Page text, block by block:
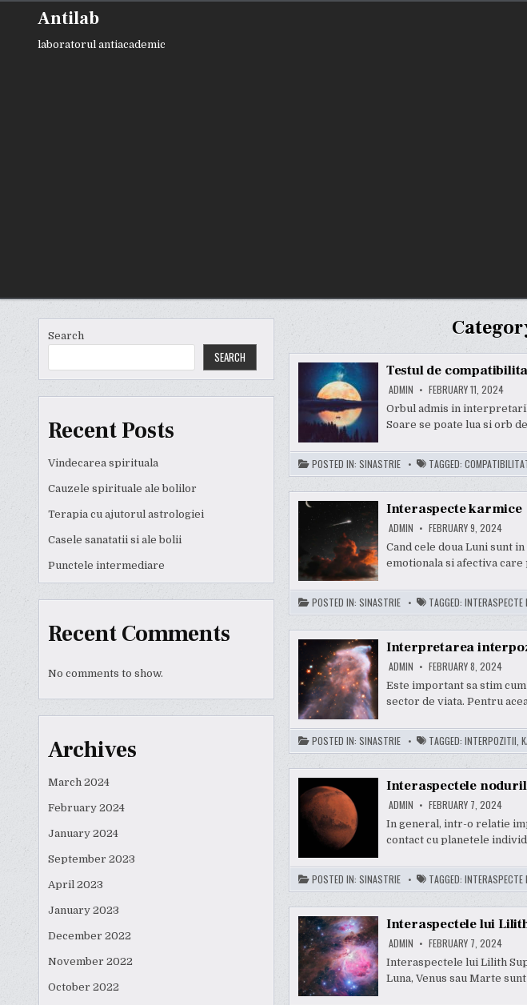
content
Antilab
laboratorul antiacademic
Search
SEARCH
Recent Posts
Vindecarea spirituala
Cauzele spirituale ale bolilor
Terapia cu ajutorul astrologiei
Casele sanatatii si ale bolii
Punctele intermediare
Recent Comments
No comments to show.
Archives
March 2024
February 2024
January 2024
September 2023
April 2023
January 2023
December 2022
November 2022
October 2022
Testul de
ADMIN FEBRUARY 11, 2024
Orbul admis in
Soare se poate lua si orb
POSTED IN: SINASTRIE TAGGED:
Interaspecte karmice
ADMIN FEBRUARY 9, 2024
Cand cele doua Luni sunt
emotionala si afectiva care
POSTED IN: SINASTRIE TAGGED: INTERASPECTE
Interpretarea
ADMIN FEBRUARY 8, 2024
Este important sa stim
sector de viata. Pentru
POSTED IN: SINASTRIE TAGGED: INTERPOZITII
Interaspectele
ADMIN FEBRUARY 7, 2024
In general, intr-o relatie
contact cu planetele
POSTED IN: SINASTRIE TAGGED: INTERASPECTE
Interaspectele lui
ADMIN FEBRUARY 7, 2024
Interaspectele lui Lilith
Luna, Venus sau Marte